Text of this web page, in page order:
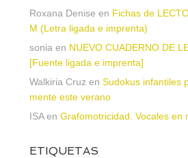
Roxana Denise en Fichas de
M (Letra ligada e imprenta)
sonia en NUEVO CUADERNO DE
[Fuente ligada e imprenta]
Walkiria Cruz en Sudokus infantiles
mente este verano
ISAen Grafomotricidad. Vocales en
ETIQUETAS